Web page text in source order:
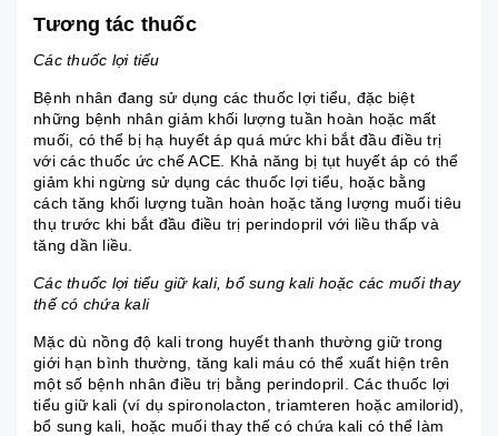
Tương tác thuốc
Các thuốc lợi tiểu
Bệnh nhân đang sử dụng các thuốc lợi tiểu, đặc biệt
những bệnh nhân giảm khối lượng tuần hoàn hoặc mất
muối, có thể bị hạ huyết áp quá mức khi bắt đầu điều trị
với các thuốc ức chế ACE. Khả năng bị tụt huyết áp có thể
giảm khi ngừng sử dụng các thuốc lợi tiểu, hoặc bằng
cách tăng khối lượng tuần hoàn hoặc tăng lượng muối tiêu
thụ trước khi bắt đầu điều trị perindopril với liều thấp và
tăng dần liều.
Các thuốc lợi tiểu giữ kali, bổ sung kali hoặc các muối thay
thế có chứa kali
Mặc dù nồng độ kali trong huyết thanh thường giữ trong
giới hạn bình thường, tăng kali máu có thể xuất hiện trên
một số bệnh nhân điều trị bằng perindopril. Các thuốc lợi
tiểu giữ kali (ví dụ spironolacton, triamteren hoặc amilorid),
bổ sung kali, hoặc muối thay thế có chứa kali có thể làm